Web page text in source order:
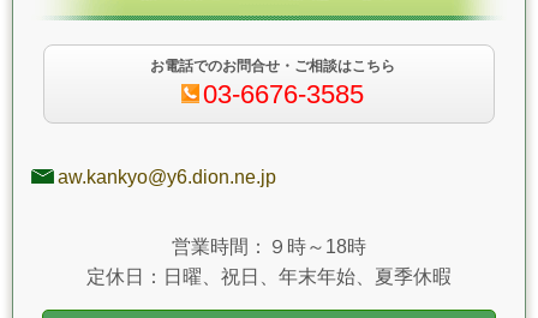
お電話でのお問合せ・ご相談はこちら
03-6676-3585
aw.kankyo@y6.dion.ne.jp
営業時間：９時～18時
定休日：日曜、祝日、年末年始、夏季休暇